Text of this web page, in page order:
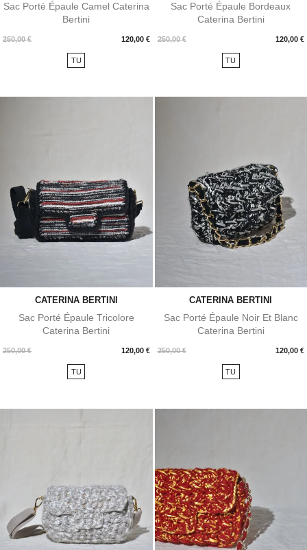
Sac Porté Épaule Camel Caterina
Bertini
250,00 € 120,00 €
Prix
TU
Sac Porté Épaule Bordeaux
Caterina Bertini
250,00 € 120,00 €
Prix
TU
CATERINA BERTINI
Sac Porté Épaule Tricolore
Caterina Bertini
250,00 € 120,00 €
Prix
TU
CATERINA BERTINI
Sac Porté Épaule Noir Et Blanc
Caterina Bertini
250,00 € 120,00 €
Prix
TU